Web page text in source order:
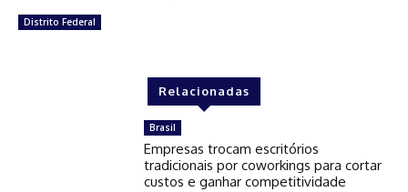
Distrito Federal
Relacionadas
Brasil
Empresas trocam escritórios
tradicionais por coworkings para cortar
custos e ganhar competitividade